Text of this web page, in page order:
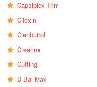
Capsiplex Trim
Cilexin
Clenbutrol
Creatine
Cutting
D-Bal Max